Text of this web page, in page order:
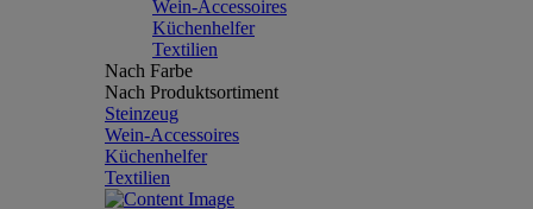
Wein-Accessoires
Küchenhelfer
Textilien
Nach Farbe
Nach Produktsortiment
Steinzeug
Wein-Accessoires
Küchenhelfer
Textilien